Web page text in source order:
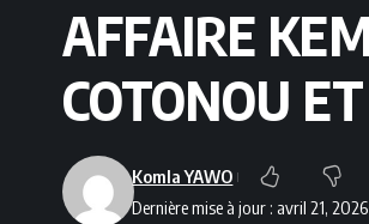
AFFAIRE
COTONOU
Dernière mise à jour : avril 21,
Komla YAWO